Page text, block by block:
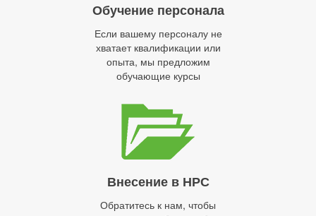
Обучение персонала
Если вашему персоналу не
хватает квалификации или
опыта, мы предложим
обучающие курсы
Внесение в НРС
Обратитесь к нам, чтобы